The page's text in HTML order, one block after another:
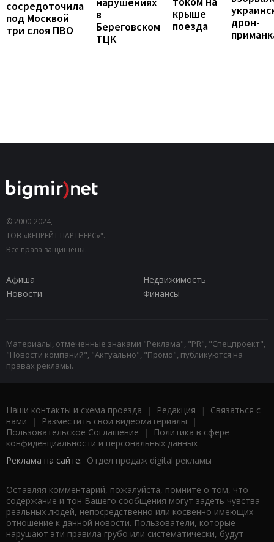
сосредоточила
под Москвой
три слоя ПВО
в
Береговском
ТЦК
крыше
поезда
дрон-
© 2000-2024,
ТОВ «КЕПРЕЙТ ПАРТНЕРС»".
Все права защищены.
Афиша
Недвижимость
Новости
Финансы
Материалы, отмеченные знаками "Реклама", "PR", "Спецпроект",
"Новости компаний", "Актуально", "Промо", публикуются на
правах рекламы.
Наши контакты и схема проезда | Редакция | Связаться с
нами | Разместить свои видеоматериалы |
Пользовательское Соглашение |
Политика в сфере
конфиденциальности и персональных данных
Реклама на сайте: Отдел продаж digital рекламы
Оставляя комментарий, пожалуйста, помните о том, что
содержание и тон Вашего сообщения могут задеть чувства
реальных людей, непосредственно или косвенно имеющих
отношение к данной новости. Пользователи, которые
нарушают эти правила грубо или систематически, будут